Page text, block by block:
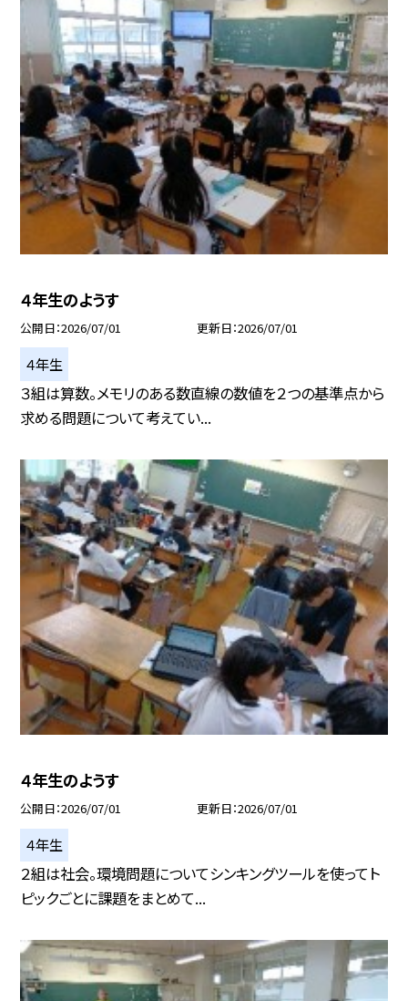
４年生のようす
公開日 2026/07/01 更新日 2026/07/01
４年生
３組は算数。メモリのある数直線の数値を２つの基準点から
求める問題について考えてい...
４年生のようす
公開日 2026/07/01 更新日 2026/07/01
４年生
２組は社会。環境問題についてシンキングツールを使ってト
ピックごとに課題をまとめて...